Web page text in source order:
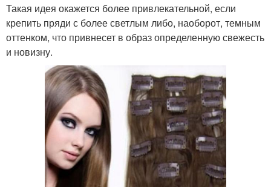
Такая идея окажется более привлекательной, если
крепить пряди с более светлым либо, наоборот, темным
оттенком, что привнесет в образ определенную свежесть
и новизну.